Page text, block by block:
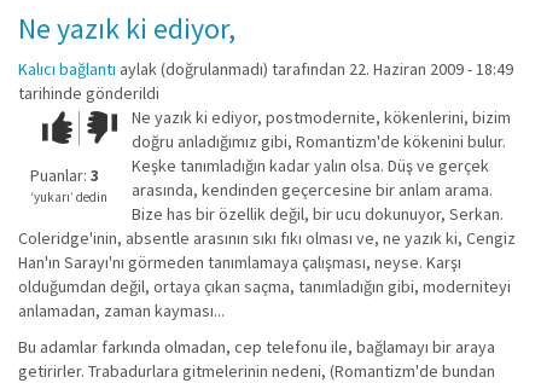
Ne yazık ki ediyor,
Kalıcı bağlantı aylak (doğrulanmadı) tarafından 22. Haziran 2009 - 18:49
tarihinde gönderildi
Çok iyi!O
kadar
iyi
değil!
Puanlar: 3
‘yukarı’ dedin
Ne yazık ki ediyor, postmodernite, kökenlerini, bizim
doğru anladığımız gibi, Romantizm'de kökenini bulur.
Keşke tanımladığın kadar yalın olsa. Düş ve gerçek
arasında, kendinden geçercesine bir anlam arama.
Bize has bir özellik değil, bir ucu dokunuyor, Serkan.
Coleridge'inin, absentle arasının sıkı fıkı olması ve, ne yazık ki, Cengiz
Han'ın Sarayı'nı görmeden tanımlamaya çalışması, neyse. Karşı
olduğumdan değil, ortaya çıkan saçma, tanımladığın gibi, moderniteyi
anlamadan, zaman kayması...
Bu adamlar farkında olmadan, cep telefonu ile, bağlamayı bir araya
getirirler. Trabadurlara gitmelerinin nedeni, (Romantizm'de bundan